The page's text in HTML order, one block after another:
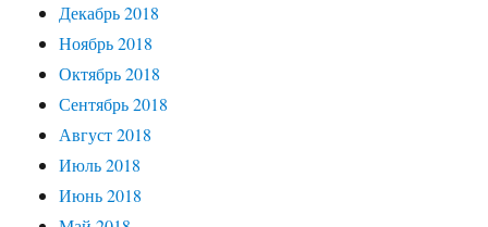
Декабрь 2018
Ноябрь 2018
Октябрь 2018
Сентябрь 2018
Август 2018
Июль 2018
Июнь 2018